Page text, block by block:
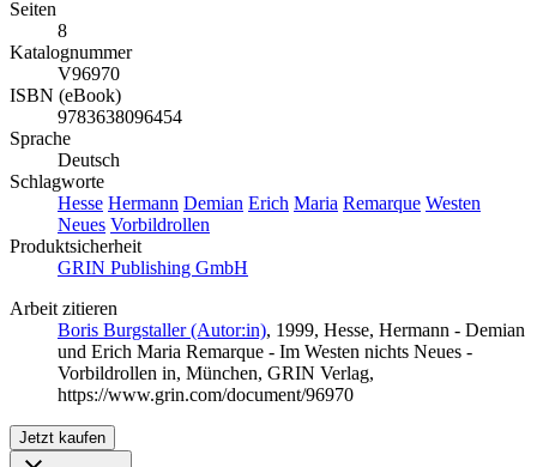
Seiten
8
Katalognummer
V96970
ISBN (eBook)
9783638096454
Sprache
Deutsch
Schlagworte
Hesse Hermann Demian Erich Maria Remarque Westen
Neues Vorbildrollen
Produktsicherheit
GRIN Publishing GmbH
Arbeit zitieren
Boris Burgstaller (Autor:in), 1999, Hesse, Hermann - Demian
und Erich Maria Remarque - Im Westen nichts Neues -
Vorbildrollen in, München, GRIN Verlag,
https://www.grin.com/document/96970
Jetzt kaufen